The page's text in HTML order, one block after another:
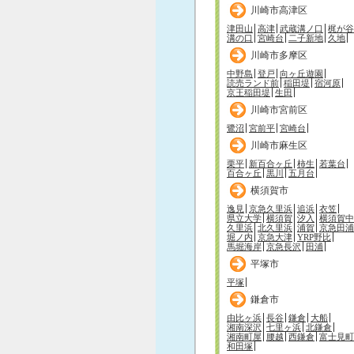
川崎市高津区
津田山 高津 武蔵溝ノ口
梶が谷
溝の口
宮崎台 二子新地 久地
川崎市多摩区
中野島 登戸 向ヶ丘遊園
読売ランド前 稲田堤 宿河原
京王稲田堤 生田
川崎市宮前区
鷺沼 宮前平 宮崎台
川崎市麻生区
栗平 新百合ヶ丘 柿生 若葉台
百合ヶ丘 黒川 五月台
横須賀市
逸見 京急久里浜 追浜 衣笠
県立大学 横須賀 汐入
横須賀
久里浜 北久里浜 浦賀 京急田浦
堀ノ内 京急大津 YRP野比
馬堀海岸 京急長沢 田浦
平塚市
平塚
鎌倉市
由比ヶ浜 長谷 鎌倉 大船
湘南深沢 七里ヶ浜 北鎌倉
湘南町屋
腰越 西鎌倉 富士見町
和田塚